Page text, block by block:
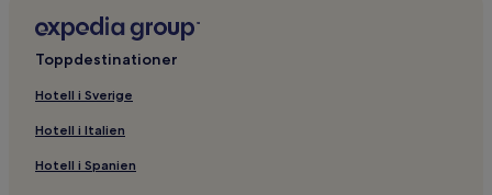
St. George's (BDA-L.F. Wade Intl.), 3,3 km från centrala
Tucker's Town
Toppdestinationer
Hotell i Sverige
Hotell i Italien
Hotell i Spanien